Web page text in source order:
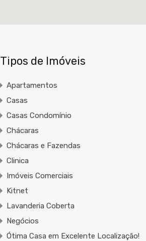
Tipos de Imóveis
Apartamentos
Casas
Casas Condomínio
Chácaras
Chácaras e Fazendas
Clinica
Imóveis Comerciais
Kitnet
Lavanderia Coberta
Negócios
Ótima Casa em Excelente Localização!